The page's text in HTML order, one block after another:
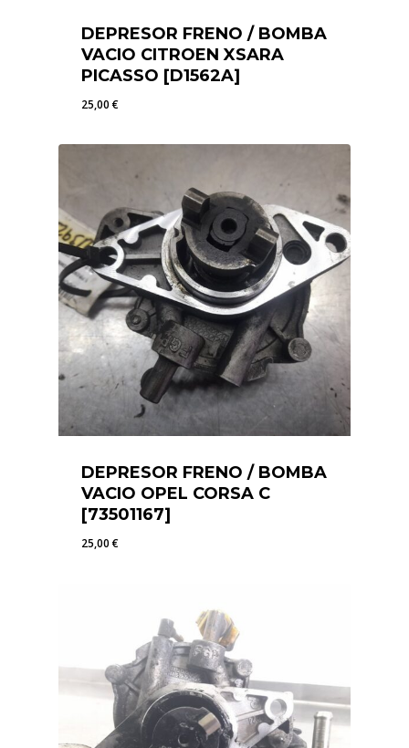
DEPRESOR FRENO / BOMBA
VACIO CITROEN XSARA
PICASSO [D1562A]
25,00€
DEPRESOR FRENO / BOMBA
VACIO OPEL CORSA C
[73501167]
25,00€